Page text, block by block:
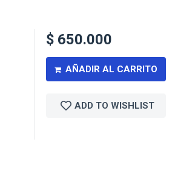
$ 650.000
AÑADIR AL CARRITO
ADD TO WISHLIST